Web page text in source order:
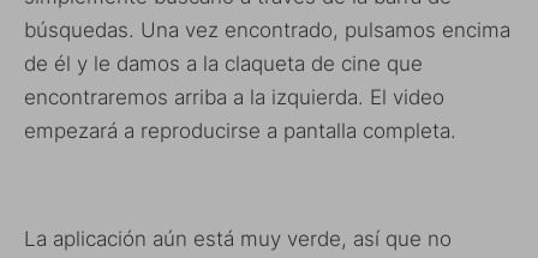
búsquedas. Una vez encontrado, pulsamos encima
de él y le damos a la claqueta de cine que
encontraremos arriba a la izquierda. El video
empezará a reproducirse a pantalla completa.
La aplicación aún está muy verde, así que no